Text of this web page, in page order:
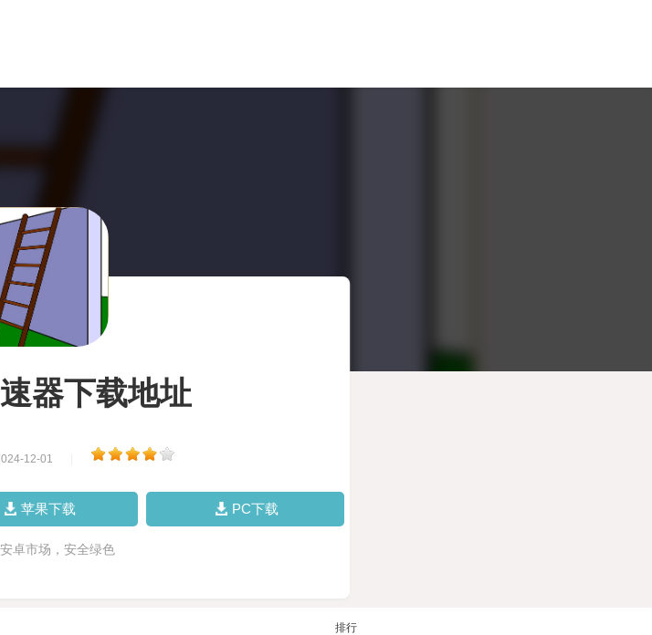
器下载地址
12-01
苹果下载 PC下载
安卓市场，安全绿色
排行